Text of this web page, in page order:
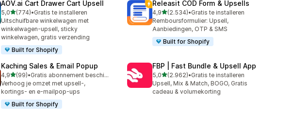
AOV.ai Cart Drawer Cart Upsell
5,0van 5 sterren
(774)
774 recensies in totaal
•Gratis te installeren
Uitschuifbare winkelwagen met
winkelwagen-upsell, sticky
winkelwagen, gratis verzending
Built for Shopify
Releasit COD Form & Upsells
4,9van 5 sterren
(2.534)
2534 recensies in totaal
•Gratis te installeren
Remboursformulier: Upsell,
Aanbiedingen, OTP & SMS
Built for Shopify
Kaching Sales & Email Popup
4,9van 5 sterren
(99)
99 recensies in totaal
•
Gratis abonnement beschikbaar
Verhoog je omzet met upsell-,
kortings- en e-mailpop-ups
Built for Shopify
FBP | Fast Bundle & Upsell App
5,0van 5 sterren
(2.962)
2962 recensies in totaal
•Gratis te installeren
Upsell, Mix & Match, BOGO, Gratis
cadeau & volumekorting